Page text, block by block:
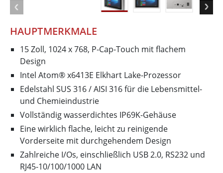
HAUPTMERKMALE
15 Zoll, 1024 x 768, P-Cap-Touch mit flachem
Design
Intel Atom® x6413E Elkhart Lake-Prozessor
Edelstahl SUS 316 / AISI 316 für die Lebensmittel-
und Chemieindustrie
Vollständig wasserdichtes IP69K-Gehäuse
Eine wirklich flache, leicht zu reinigende
Vorderseite mit durchgehendem Design
Zahlreiche I/Os, einschließlich USB 2.0, RS232 und
RJ45-10/100/1000 LAN